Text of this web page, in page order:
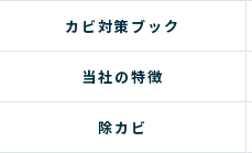
カビ対策ブック
当社の特徴
除カビ